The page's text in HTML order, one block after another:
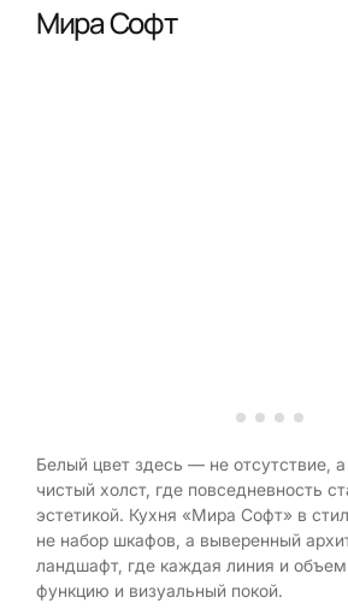
Мира Софт
Белый цвет здесь — не отсутствие,
чистый холст, где повседневность
эстетикой. Кухня «Мира Софт» в
не набор шкафов, а выверенный
ландшафт, где каждая линия и
функцию и визуальный покой.